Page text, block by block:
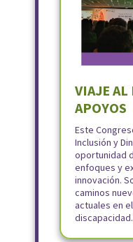
VIAJE AL
APOYOS
Este
Inclusión y
oportunidad
enfoques y
innovación.
caminos
actuales en
discapacidad.